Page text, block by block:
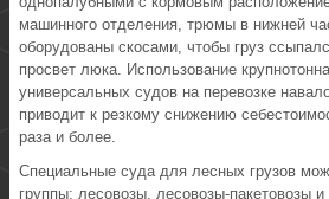
машинного отделения, трюмы в нижней
оборудованы скосами, чтобы груз
просвет люка. Использование
универсальных судов на перевозке
приводит к резкому снижению
раза и более.
Специальные суда для лесных грузов
группы: лесовозы, лесовозы-пакетовозы